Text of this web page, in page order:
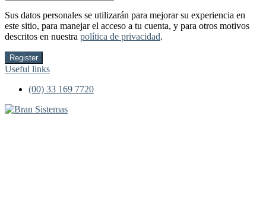
Sus datos personales se utilizarán para mejorar su experiencia en
este sitio, para manejar el acceso a tu cuenta, y para otros motivos
descritos en nuestra política de privacidad.
Register
Useful links
(00) 33 169 7720